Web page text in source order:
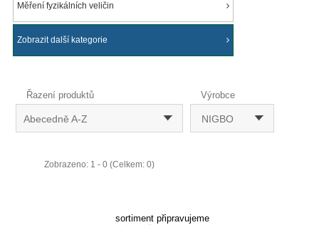
Měření fyzikálních veličin
Zobrazit další kategorie
Řazení produktů
Abecedně A-Z
Výrobce
NIGBO
Zobrazeno: 1 - 0 (Celkem: 0)
sortiment připravujeme